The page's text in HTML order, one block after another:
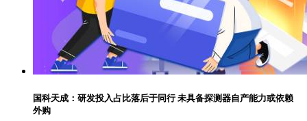
国科天成：研发投入占比落后于同行 未具备探测器自产能力或依赖
外购